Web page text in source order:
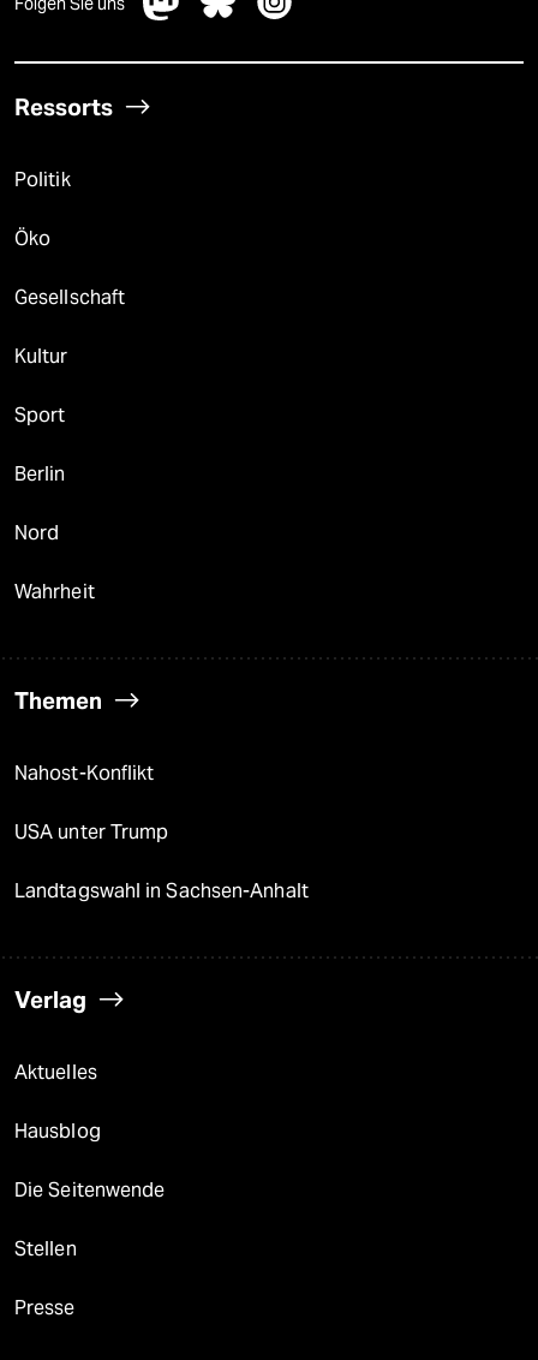
Ressorts
Politik
Öko
Gesellschaft
Kultur
Sport
Berlin
Nord
Wahrheit
Themen
Nahost-Konflikt
USA unter Trump
Landtagswahl in Sachsen-Anhalt
Verlag
Aktuelles
Hausblog
Die Seitenwende
Stellen
Presse